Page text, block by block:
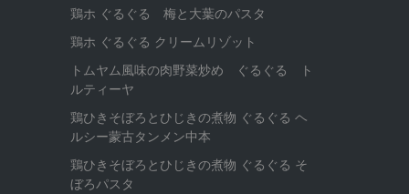
鶏ホ ぐるぐる 梅と大葉のパスタ
鶏ホ ぐるぐる クリームリゾット
トムヤム風味の肉野菜炒め ぐるぐる ト
ルティーヤ
鶏ひきそぼろとひじきの煮物 ぐるぐる ヘ
ルシー蒙古タンメン中本
鶏ひきそぼろとひじきの煮物 ぐるぐる そ
ぼろパスタ